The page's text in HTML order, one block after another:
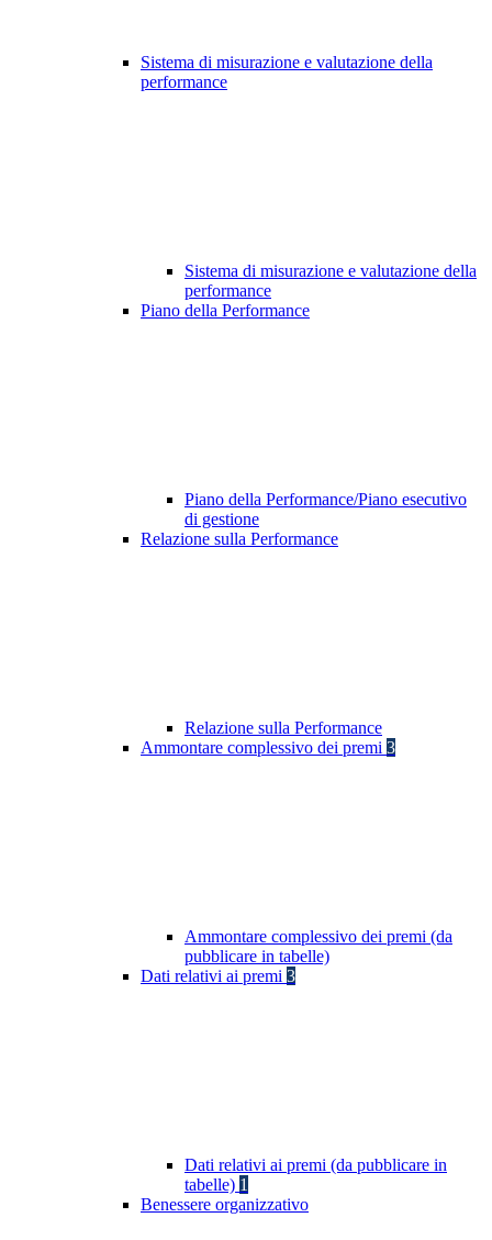
Sistema di misurazione e valutazione della
performance
Sistema di misurazione e valutazione della
performance
Piano della Performance
Piano della Performance/Piano esecutivo
di gestione
Relazione sulla Performance
Relazione sulla Performance
Ammontare complessivo dei premi 3
Ammontare complessivo dei premi (da
pubblicare in tabelle)
Dati relativi ai premi 3
Dati relativi ai premi (da pubblicare in
tabelle) 1
Benessere organizzativo